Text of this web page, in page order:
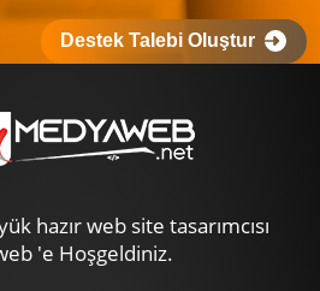
Destek Talebi Oluştur
hazır web site tasarımcısı
'e Hoşgeldiniz.